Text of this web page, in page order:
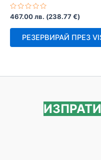
Оценено
с
0
467.00лв. (238.77€)
РЕЗЕРВИРАЙ ПРЕЗ